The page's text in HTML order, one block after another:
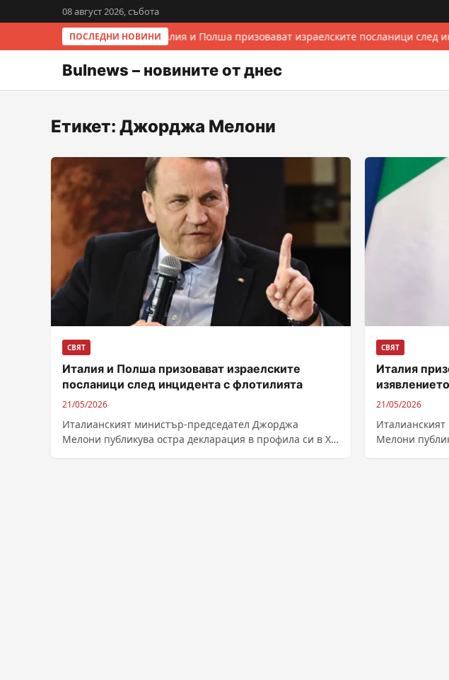
08 август 2026, събота
ПОСЛЕДНИ НОВИНИИталия и Полша призовават израелските посланици след
Bulnews – новините от днес
Етикет: Джорджа Мелони
СВЯТ
Италия и Полша призовават израелските
посланици след инцидента с флотилията
21/05/2026
Италианският министър-председател Джорджа
Мелони публикува остра декларация в профила си в X,
СВЯТ
Италия
21/05/2026
Мелони